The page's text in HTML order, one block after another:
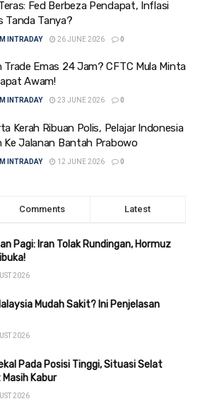
Fed Berbeza Pendapat, Inflasi
Tanda Tanya?
INTRADAY 26 JUNE 2026 0
Trade Emas 24 Jam? CFTC Mula Minta
Awam!
INTRADAY 23 JUNE 2026 0
Kerah Ribuan Polis, Pelajar Indonesia
Ke Jalanan Bantah Prabowo
INTRADAY 12 JUNE 2026 0
Comments Latest
Pagi: Iran Tolak Rundingan, Hormuz
2026
Mudah Sakit? Ini Penjelasan
2026
Pada Posisi Tinggi, Situasi Selat
Kabur
2026